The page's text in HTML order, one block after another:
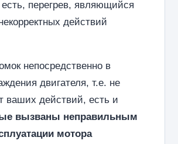
перегрев, являющийся
действий
непосредственно в
двигателя, т.е. не
ваших действий, есть и
вызваны неправильным
мотора